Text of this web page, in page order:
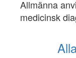
Allmänna
medicinsk